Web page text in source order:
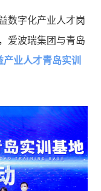
数字化产业人才岗
爱波瑞集团与青岛
业人才青岛实训